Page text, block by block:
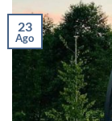
23
Ago